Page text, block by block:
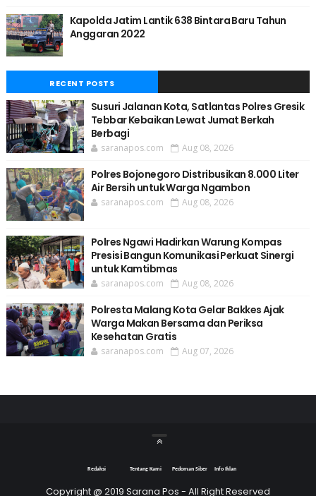
Kapolda Jatim Lantik 638 Bintara Baru Tahun
Anggaran 2022
RECENT POSTS
Susuri Jalanan Kota, Satlantas Polres Gresik
Tebbar Kebaikan Lewat Jumat Berkah
Berbagi
saranapos.com Aug 08, 2026
Polres Bojonegoro Distribusikan 8.000 Liter
Air Bersih untuk Warga Ngambon
saranapos.com Aug 08, 2026
Polres Ngawi Hadirkan Warung Kompas
Presisi Bangun Komunikasi Perkuat Sinergi
untuk Kamtibmas
saranapos.com Aug 08, 2026
Polresta Malang Kota Gelar Bakkes Ajak
Warga Makan Bersama dan Periksa
Kesehatan Gratis
saranapos.com Aug 07, 2026
Redaksi Tentang Kami Pedoman Siber Info Iklan
Copyright @ 2019 Sarana Pos - All Right Reserved